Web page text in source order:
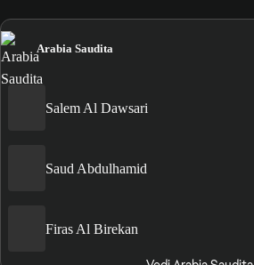
Arabia Saudita
Salem Al Dawsari
Saud Abdulhamid
Firas Al Birekan